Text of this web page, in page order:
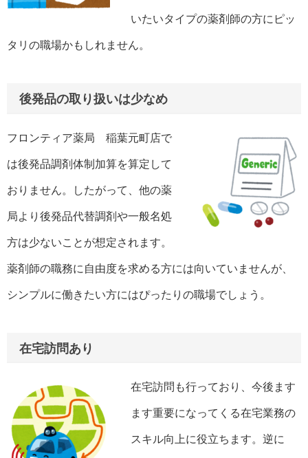
いたいタイプの薬剤師の方にピッ
タリの職場かもしれません。
後発品の取り扱いは少なめ
フロンティア薬局 稲葉元町店で
は後発品調剤体制加算を算定して
おりません。したがって、他の薬
局より後発品代替調剤や一般名処
方は少ないことが想定されます。
薬剤師の職務に自由度を求める方には向いていませんが、
シンプルに働きたい方にはぴったりの職場でしょう。
在宅訪問あり
在宅訪問も行っており、今後ます
ます重要になってくる在宅業務の
スキル向上に役立ちます。逆に